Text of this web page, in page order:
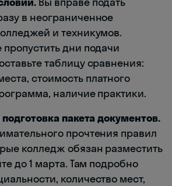
в неограниченное
и техникумов.
дни подачи
таблицу сравнения:
стоимость платного
наличие практики.
пакета документов.
прочтения правил
колледж обязан разместить
до 1 марта. Там подробно
количество мест,